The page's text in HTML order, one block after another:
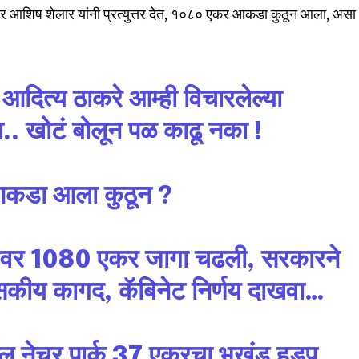
of
be part
address on our website or click
we respect your privacy and
आशिष शेलार यांनी प्रत्युत्तर देत, १०८० एकर आकडा कुठून आला, असा
आदित्य ठाकरे आम्ही विचारलेल्या
खोटं बोलून पळ काढू नका !
आला कुठून ?
1080 एकर जागा चढली, सरकारने
कागद, कॅबिनेट निर्णय दाखवा…